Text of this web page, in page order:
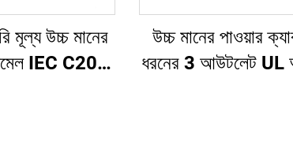
মূল্য উচ্চ মানের
IEC C20
উচ্চ মানের পাওয়ার
ধরনের 3 আউটলেট UL